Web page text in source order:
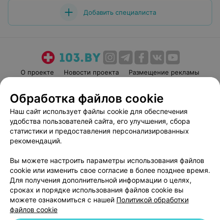
Добавить специалиста
О проекте Новости проекта
Размещение рекламы
Пользовательское соглашение
Способы оплаты
Вакансии
Партнеры
Написать руководителю 103.by
Обработка персональных данных
Обработка файлов cookie
Наш сайт использует файлы cookie для обеспечения
удобства пользователей сайта, его улучшения, сбора
статистики и предоставления персонализированных
рекомендаций.
Вы можете настроить параметры использования файлов
cookie или изменить свое согласие в более позднее время.
Для получения дополнительной информации о целях,
сроках и порядке использования файлов cookie вы
можете ознакомиться с нашей Политикой обработки
файлов cookie